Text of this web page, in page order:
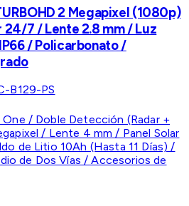
2 Megapixel (1080p)
24/7 / Lente 2.8 mm / Luz
/ Policarbonato /
B129-PS